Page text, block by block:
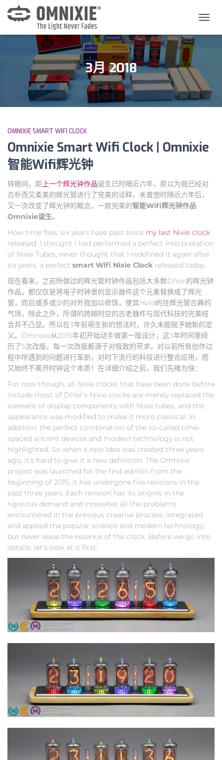
换
3月 2018
OMNIXIE SMART WIFI CLOCK
Omnixie Smart Wifi Clock | Omnixie
智能Wifi辉光钟
转眼间，距 上一个辉光钟作品诞生已时隔近六年，原以为我已经对
古朴而又柔美的辉光管进行了完美的诠释，未曾想时隔近六年后，
又一次改变了辉光钟的概念，一款完美的智能Wifi辉光钟作品
Omnixie诞生。
How time flies, six years have past since my last Nixie clock
released, I thought I had performed a perfect interpretation
of Nixie Tubes, never thought that I redefined it again after
six years, a perfect smart Wifi Nixie Clock released today.
现在看来，之前所做过的辉光管时钟作品包括大多数DIYer的辉光钟
作品，都仅仅是将电子时钟里的显示器件这个元素替换成了辉光
管，而后或多或少的对外观加以修饰，使其Hold的住辉光管古典的
气场，除此之外，所谓的跨越时空的古老器件与现代科技的完美结
合并不凸显。所以在3年前萌生新的想法时，许久未能赋予她新的定
义。Omnixie从2015年初开始动手做第一版设计，这3年时间里经
历了5次改版，每一次改版都源于对极致的苛求，对以前所有创作过
程中所遇到的问题进行革新，对时下流行的科技进行整合应用，而
又始终不离开时钟这个本质！在详细介绍之前，我们先睹为快：
For now though, all Nixie clocks that have been done before
include most of DIYer’s Nixie clocks are merely replaced the
element of display components with Nixie tubes, and the
appearance was modified to make it more classical. In
addition, the perfect combination of the so-called time-
spaced ancient devices and modern technology is not
highlighted. So when a new idea was created three years
ago, it’s hard to give it a new definition. The Omnixie
project was launched for the first edition from the
beginning of 2015, it has undergone five revisions in the
past three years. Each revision has its origins in the
rigorous demand and innovates all the problems
encountered in the previous creative process, integrated
and applied the popular science and modern technology,
but never leave the essence of the clock. Before we go into
details, let’s look at it first: